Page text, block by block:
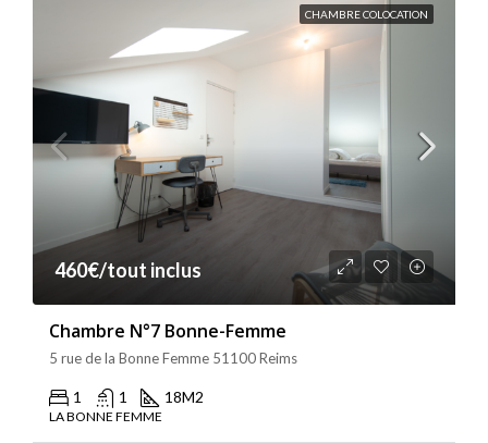
CHAMBRE COLOCATION
460€/tout inclus
Chambre N°7 Bonne-Femme
5 rue de la Bonne Femme 51100 Reims
1 1 18M2
LA BONNE FEMME